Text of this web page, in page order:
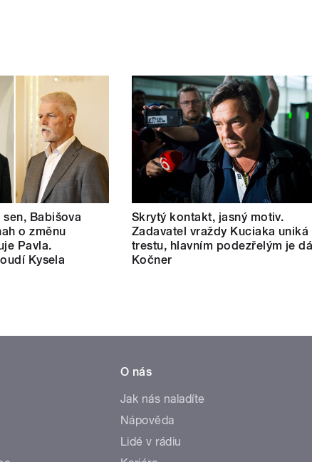
Babišova
o změnu
Pavla.
Kysela
Skrytý kontakt, jasný motiv.
Zadavatel vraždy Kuciaka uniká
trestu, hlavním podezřelým je dál
Kočner
O nás
Jak nás naladíte
Nápověda
Lidé v rádiu